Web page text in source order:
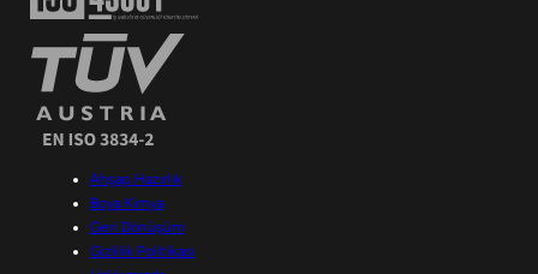
Ahşap Hazırlık
Boya Kimya
Geri Dönüşüm
Gizlilik Politikası